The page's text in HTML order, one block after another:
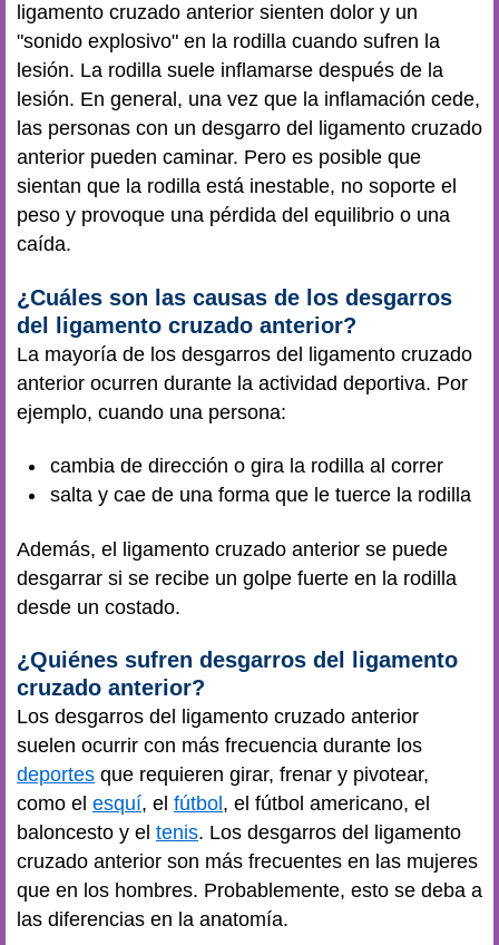
ligamento cruzado anterior sienten dolor y un
"sonido explosivo" en la rodilla cuando sufren la
lesión. La rodilla suele inflamarse después de la
lesión. En general, una vez que la inflamación cede,
las personas con un desgarro del ligamento cruzado
anterior pueden caminar. Pero es posible que
sientan que la rodilla está inestable, no soporte el
peso y provoque una pérdida del equilibrio o una
caída.
¿Cuáles son las causas de los desgarros
del ligamento cruzado anterior?
La mayoría de los desgarros del ligamento cruzado
anterior ocurren durante la actividad deportiva. Por
ejemplo, cuando una persona:
cambia de dirección o gira la rodilla al correr
salta y cae de una forma que le tuerce la rodilla
Además, el ligamento cruzado anterior se puede
desgarrar si se recibe un golpe fuerte en la rodilla
desde un costado.
¿Quiénes sufren desgarros del ligamento
cruzado anterior?
Los desgarros del ligamento cruzado anterior
suelen ocurrir con más frecuencia durante los
deportes que requieren girar, frenar y pivotear,
como el esquí, el fútbol , el fútbol americano, el
baloncesto y el tenis. Los desgarros del ligamento
cruzado anterior son más frecuentes en las mujeres
que en los hombres. Probablemente, esto se deba a
las diferencias en la anatomía.